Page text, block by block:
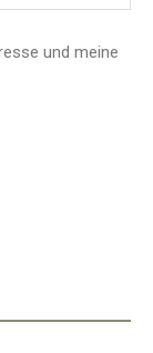
und meine